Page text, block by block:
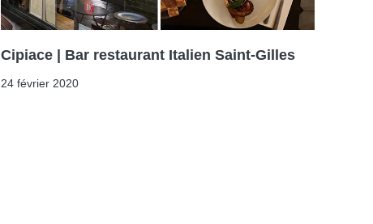
Cipiace | Bar restaurant Italien Saint-Gilles
24 février 2020